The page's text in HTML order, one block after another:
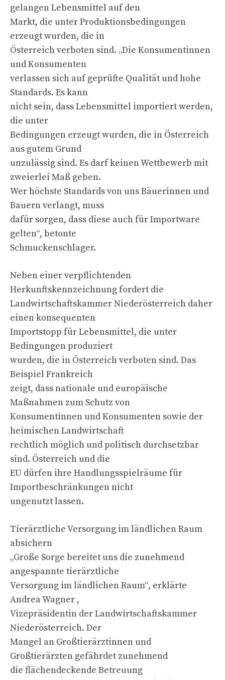
gelangen Lebensmittel auf den
Markt, die unter Produktionsbedingungen
erzeugt wurden, die in
Österreich verboten sind. „Die Konsumentinnen
und Konsumenten
verlassen sich auf geprüfte Qualität und hohe
Standards. Es kann
nicht sein, dass Lebensmittel importiert werden,
die unter
Bedingungen erzeugt wurden, die in Österreich
aus gutem Grund
unzulässig sind. Es darf keinen Wettbewerb mit
zweierlei Maß geben.
Wer höchste Standards von uns Bäuerinnen und
Bauern verlangt, muss
dafür sorgen, dass diese auch für Importware
gelten“, betonte
Schmuckenschlager.
Neben einer verpflichtenden
Herkunftskennzeichnung fordert die
Landwirtschaftskammer Niederösterreich daher
einen konsequenten
Importstopp für Lebensmittel, die unter
Bedingungen produziert
wurden, die in Österreich verboten sind. Das
Beispiel Frankreich
zeigt, dass nationale und europäische
Maßnahmen zum Schutz von
Konsumentinnen und Konsumenten sowie der
heimischen Landwirtschaft
rechtlich möglich und politisch durchsetzbar
sind. Österreich und die
EU dürfen ihre Handlungsspielräume für
Importbeschränkungen nicht
ungenutzt lassen.
Tierärztliche Versorgung im ländlichen Raum
absichern
„Große Sorge bereitet uns die zunehmend
angespannte tierärztliche
Versorgung im ländlichen Raum“, erklärte
Andrea Wagner ,
Vizepräsidentin der Landwirtschaftskammer
Niederösterreich. Der
Mangel an Großtierärztinnen und
Großtierärzten gefährdet zunehmend
die flächendeckende Betreuung